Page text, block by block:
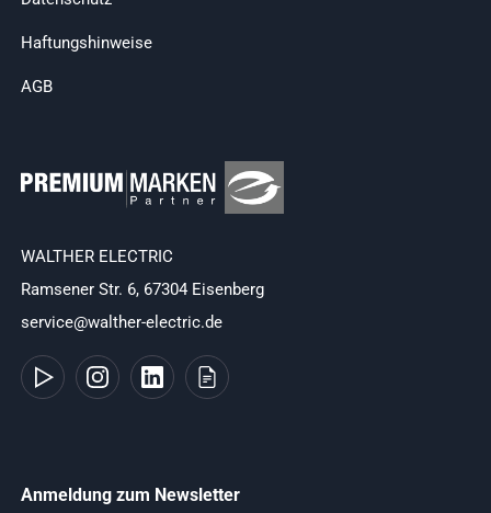
Haftungshinweise
AGB
WALTHER ELECTRIC
Ramsener Str. 6, 67304 Eisenberg
service@walther-electric.de
Anmeldung zum Newsletter